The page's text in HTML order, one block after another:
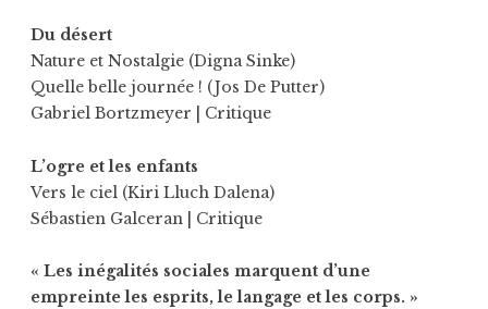
Du désert
Nature et Nostalgie (Digna Sinke)
Quelle belle journée ! (Jos De Putter)
Gabriel Bortzmeyer | Critique
L’ogre et les enfants
Vers le ciel (Kiri Lluch Dalena)
Sébastien Galceran | Critique
« Les inégalités sociales marquent d’une
empreinte les esprits, le langage et les corps. »